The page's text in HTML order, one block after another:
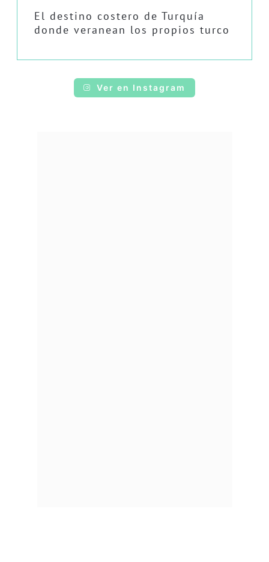
El destino costero de Turquía
donde veranean los propios turco
Ver en Instagram